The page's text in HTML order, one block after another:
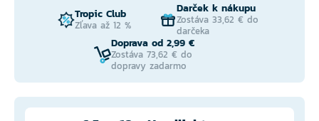
Tropic Club
Zľava až 12 %
Darček k nákupu
Zostáva 33,62 € do
darčeka
Doprava od 2,99 €
Zostáva 73,62 € do
dopravy zadarmo